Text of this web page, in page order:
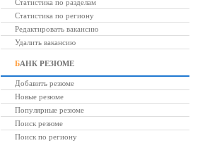
Статистика по разделам
Статистика по региону
Редактировать вакансию
Удалить вакансию
БАНК РЕЗЮМЕ
Добавить резюме
Новые резюме
Популярные резюме
Поиск резюме
Поиск по региону